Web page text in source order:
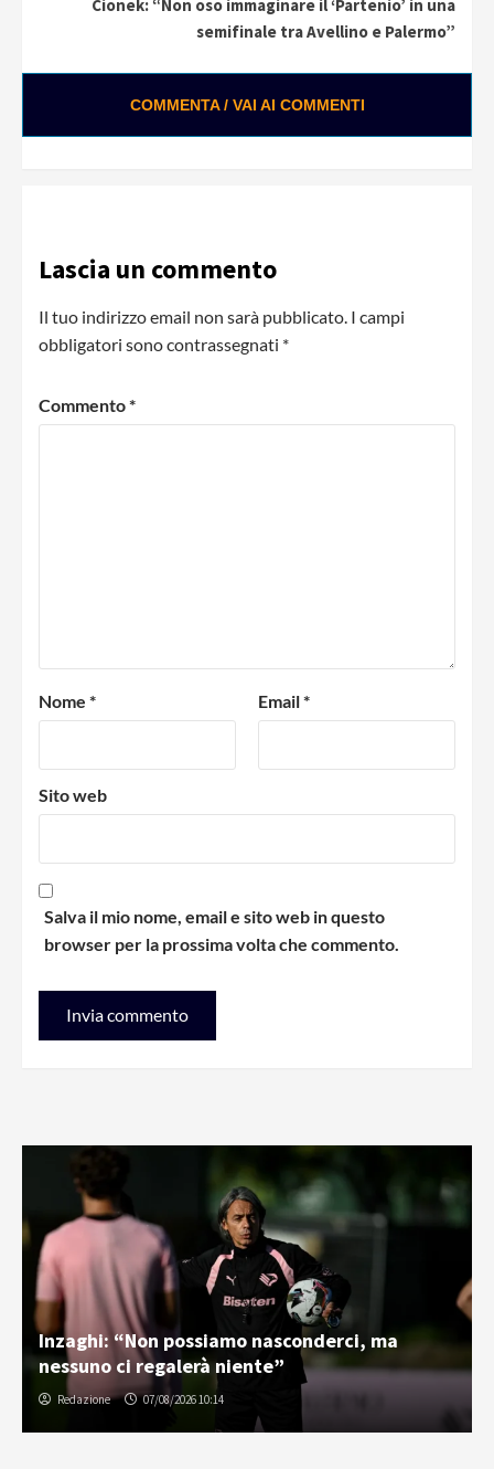
Cionek: “Non oso immaginare il ‘Partenio’ in una
semifinale tra Avellino e Palermo”
COMMENTA / VAI AI COMMENTI
Lascia un commento
Il tuo indirizzo email non sarà pubblicato. I campi
obbligatori sono contrassegnati *
Commento*
Nome * Email*
Sito web
Salva il mio nome, email e sito web in questo
browser per la prossima volta che commento.
Inzaghi: “Non possiamo nasconderci, ma
nessuno ci regalerà niente”
Redazione 07/08/2026 10:14